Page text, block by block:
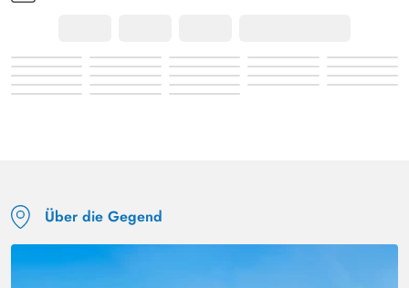
Über die Gegend